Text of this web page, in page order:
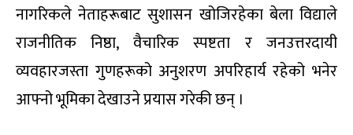
नागरिकले नेताहरूबाट सुशासन खोजिरहेका बेला विद्याले
राजनीतिक निष्ठा, वैचारिक स्पष्टता र जनउत्तरदायी
व्यवहारजस्ता गुणहरूको अनुशरण अपरिहार्य रहेको भनेर
आफ्नो भूमिका देखाउने प्रयास गरेकी छन् ।